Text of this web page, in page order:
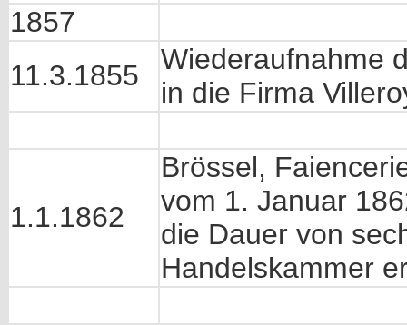
1857
11.3.1855
Wiederaufnahme
in die Firma
1.1.1862
Brössel,
vom 1. Januar
die Dauer von
Handelskammer